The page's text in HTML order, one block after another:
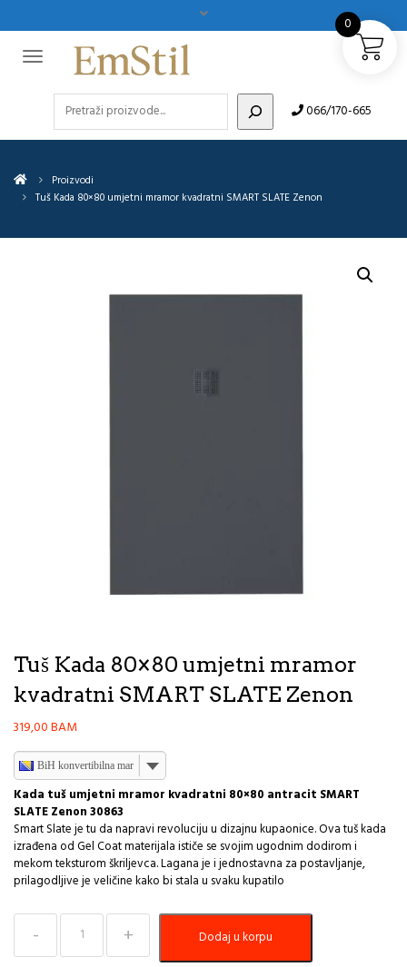
066/170-665
Proizvodi
Tuš Kada 80×80 umjetni mramor kvadratni SMART SLATE Zenon
Tuš Kada 80×80 umjetni mramor
kvadratni SMART SLATE Zenon
319,00BAM
BiH konvertibilna marka
Kada tuš umjetni mramor kvadratni 80×80 antracit SMART
SLATE Zenon 30863
Smart Slate je tu da napravi revoluciju u dizajnu kupaonice. Ova tuš kada
izrađena od Gel Coat materijala ističe se svojim ugodnim dodirom i
mekom teksturom škriljevca. Lagana je i jednostavna za postavljanje,
prilagodljive je veličine kako bi stala u svaku kupatilo
Tuš
Kada
80x80
Dodaj u korpu
0